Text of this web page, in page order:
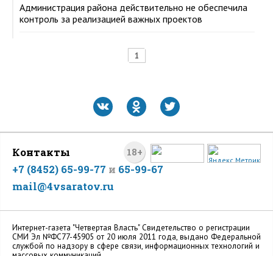
Администрация района действительно не обеспечила
контроль за реализацией важных проектов
1
18+
Контакты
+7 (8452) 65-99-77 и 65-99-67
mail@4vsaratov.ru
Интернет-газета "Четвертая Власть" Cвидетельство о регистрации
СМИ Эл №ФС77-45905 от 20 июля 2011 года, выдано Федеральной
службой по надзору в сфере связи, информационных технологий и